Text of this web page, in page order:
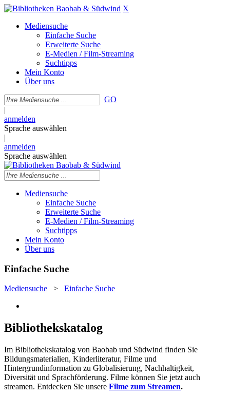
X
Mediensuche
Einfache Suche
Erweiterte Suche
E-Medien / Film-Streaming
Suchtipps
Mein Konto
Über uns
GO
|
anmelden
Sprache auswählen
|
anmelden
Sprache auswählen
Mediensuche
Einfache Suche
Erweiterte Suche
E-Medien / Film-Streaming
Suchtipps
Mein Konto
Über uns
Einfache Suche
Mediensuche > Einfache Suche
Bibliothekskatalog
Im Bibliothekskatalog von Baobab und Südwind finden Sie
Bildungsmaterialien, Kinderliteratur, Filme und
Hintergrundinformation zu Globalisierung, Nachhaltigkeit,
Diversität und Sprachförderung. Filme können Sie jetzt auch
streamen. Entdecken Sie unsere Filme zum Streamen.